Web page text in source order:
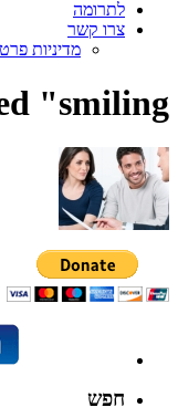
לתרומה
צרו קשר
מדיניות
"smiling"
חפש